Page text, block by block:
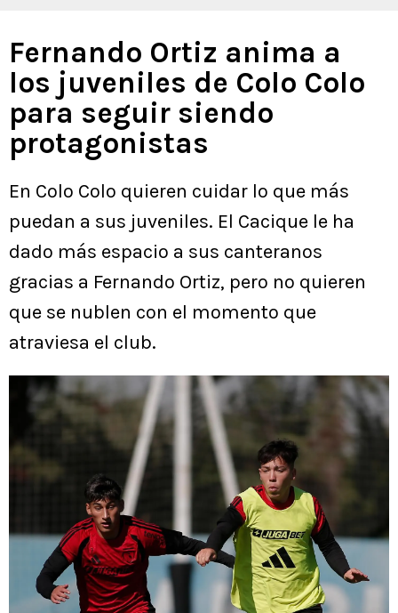
Fernando Ortiz anima a
los juveniles de Colo Colo
para seguir siendo
protagonistas
En Colo Colo quieren cuidar lo que más
puedan a sus juveniles. El Cacique le ha
dado más espacio a sus canteranos
gracias a Fernando Ortiz, pero no quieren
que se nublen con el momento que
atraviesa el club.